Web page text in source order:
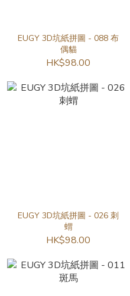
EUGY 3D坑紙拼圖 - 088 布
偶貓
HK$98.00
EUGY 3D坑紙拼圖 - 026 刺
蝟
HK$98.00